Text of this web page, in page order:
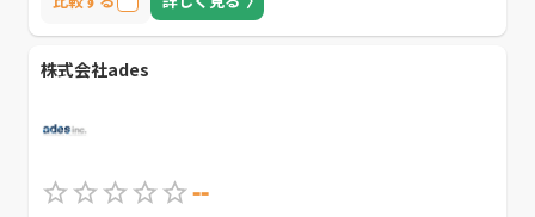
株式会社ades
--